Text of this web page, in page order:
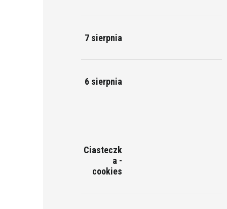
7 sierpnia
6 sierpnia
Ciasteczk
a -
cookies